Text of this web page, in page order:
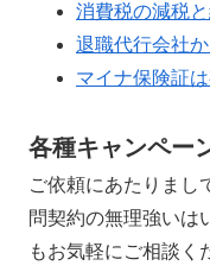
消費税の減税
退職代行会社
マイナ保険証
各種キャンペー
ご依頼にあたりまし
問契約の無理強いは
もお気軽にご相談く